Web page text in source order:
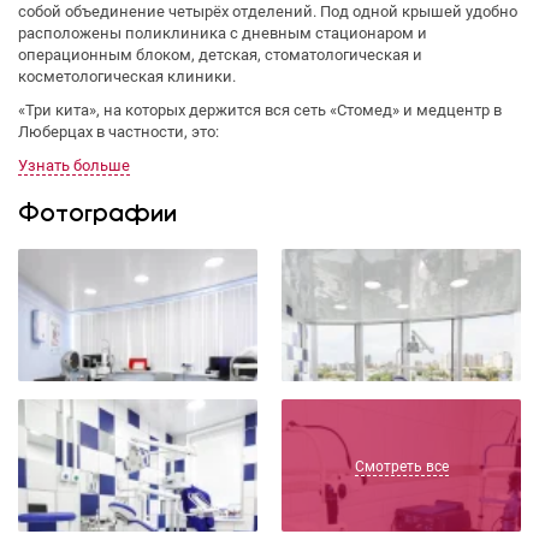
собой объединение четырёх отделений. Под одной крышей удобно
расположены поликлиника с дневным стационаром и
операционным блоком, детская, стоматологическая и
косметологическая клиники.
«Три кита», на которых держится вся сеть «Стомед» и медцентр в
Люберцах в частности, это:
Узнать больше
Фотографии
Смотреть все